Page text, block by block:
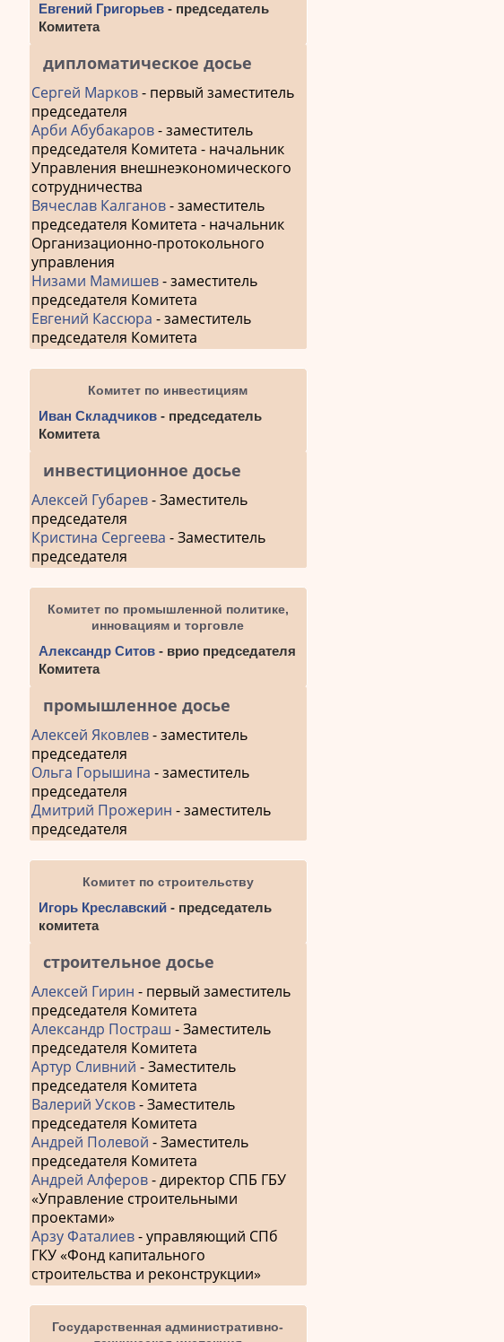
Евгений Григорьев - председатель
Комитета
дипломатическое досье
Сергей Марков- первый заместитель
председателя
Арби Абубакаров- заместитель
председателя Комитета - начальник
Управления внешнеэкономического
сотрудничества
Вячеслав Калганов- заместитель
председателя Комитета - начальник
Организационно-протокольного
управления
Низами Мамишев- заместитель
председателя Комитета
Евгений Кассюра - заместитель
председателя Комитета
Комитет по инвестициям
Иван Складчиков - председатель
Комитета
инвестиционное досье
Алексей Губарев- Заместитель
председателя
Кристина Сергеева - Заместитель
председателя
Комитет по промышленной политике,
инновациям и торговле
Александр Ситов - врио председателя
Комитета
промышленное досье
Алексей Яковлев- заместитель
председателя
Ольга Горышина - заместитель
председателя
Дмитрий Прожерин - заместитель
председателя
Комитет по строительству
Игорь Креславский - председатель
комитета
строительное досье
Алексей Гирин - первый заместитель
председателя Комитета
Александр Постраш - Заместитель
председателя Комитета
Артур Сливний - Заместитель
председателя Комитета
Валерий Усков- Заместитель
председателя Комитета
Андрей Полевой - Заместитель
председателя Комитета
Андрей Алферов- директор СПБ ГБУ
«Управление строительными
проектами»
Арзу Фаталиев- управляющий СПб
ГКУ «Фонд капитального
строительства и реконструкции»
Государственная административно-